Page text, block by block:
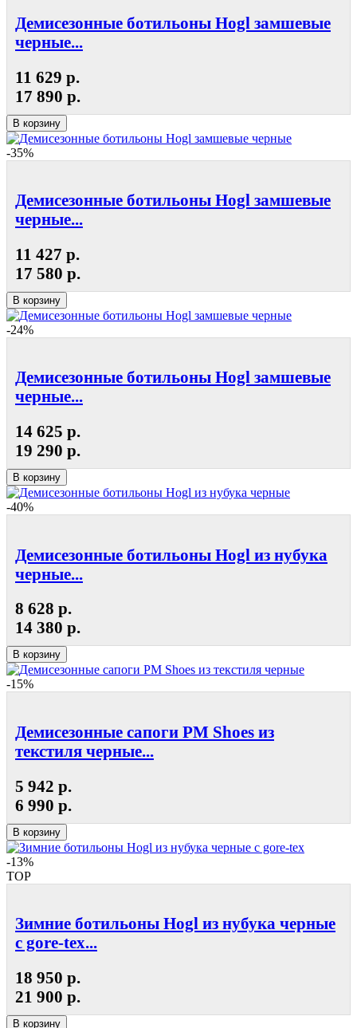
Демисезонные ботильоны Hogl замшевые
черные...
11 629 р.
17 890 р.
В корзину
-35%
Демисезонные ботильоны Hogl замшевые
черные...
11 427 р.
17 580 р.
В корзину
-24%
Демисезонные ботильоны Hogl замшевые
черные...
14 625 р.
19 290 р.
В корзину
-40%
Демисезонные ботильоны Hogl из нубука
черные...
8 628 р.
14 380 р.
В корзину
-15%
Демисезонные сапоги РМ Shoes из
текстиля черные...
5 942 р.
6 990 р.
В корзину
-13%
TOP
Зимние ботильоны Hogl из нубука черные
с gore-tex...
18 950 р.
21 900 р.
В корзину